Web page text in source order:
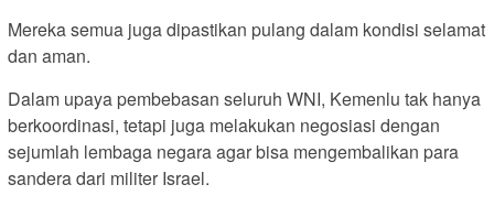
Mereka semua juga dipastikan pulang dalam kondisi selamat
dan aman.
Dalam upaya pembebasan seluruh WNI, Kemenlu tak hanya
berkoordinasi, tetapi juga melakukan negosiasi dengan
sejumlah lembaga negara agar bisa mengembalikan para
sandera dari militer Israel.